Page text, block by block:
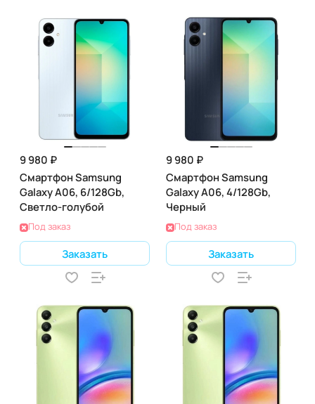
9 980 ₽
Смартфон Samsung
Galaxy A06, 6/128Gb,
Светло-голубой
Под заказ
Заказать
9 980 ₽
Смартфон Samsung
Galaxy A06, 4/128Gb,
Черный
Под заказ
Заказать